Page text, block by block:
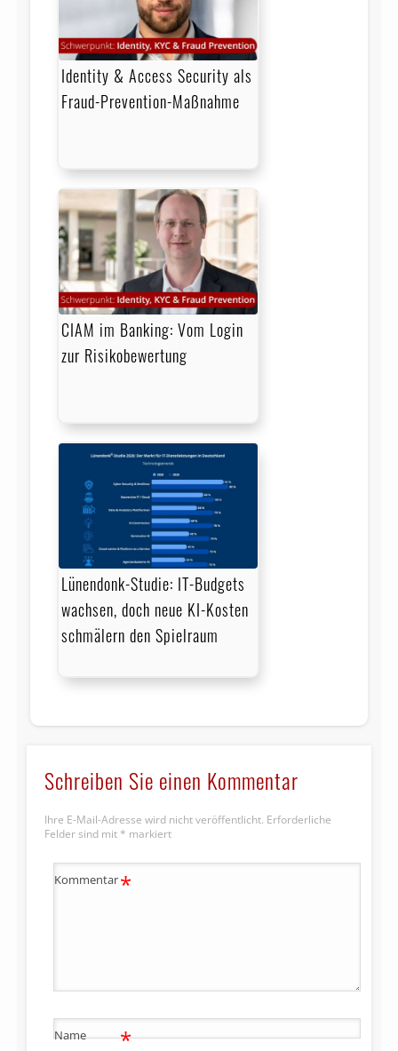
Identity & Access Security als
Fraud-Prevention-Maßnahme
CIAM im Banking: Vom Login
zur Risikobewertung
Lünendonk-Studie: IT-Budgets
wachsen, doch neue KI-Kosten
schmälern den Spielraum
Schreiben Sie einen Kommentar
Ihre E-Mail-Adresse wird nicht veröffentlicht. Erforderliche
Felder sind mit * markiert
Kommentar*
Name *